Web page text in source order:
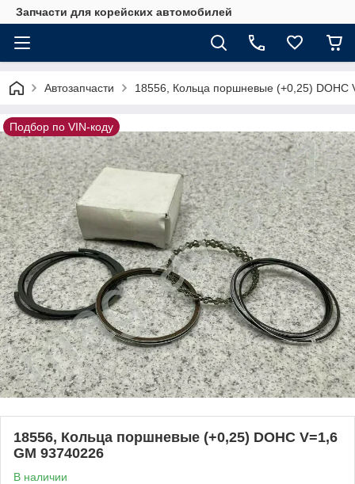
Запчасти для корейских автомобилей
Автозапчасти 18556, Кольца поршневые (+0,25) DOHC
Подбор по VIN-коду
18556, Кольца поршневые (+0,25) DOHC V=1,6
GM 93740226
В наличии